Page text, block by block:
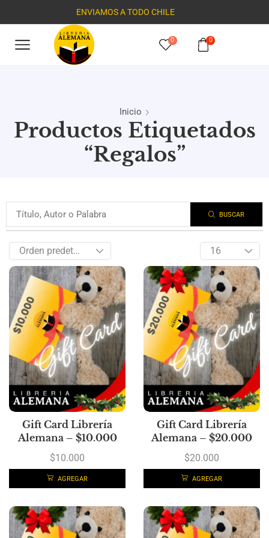
ENVIAMOS A TODO CHILE
0 0
Inicio
Productos Etiquetados
“Regalos”
BUSCAR
Gift Card Librería
Alemana – $10.000
$10.000
AGREGAR
Gift Card Librería
Alemana – $20.000
$20.000
AGREGAR